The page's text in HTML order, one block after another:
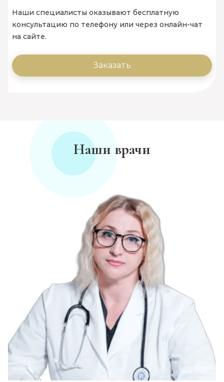
Наши специалисты оказывают бесплатную
консультацию по телефону или через онлайн-чат
на сайте.
Заказать
Наши врачи